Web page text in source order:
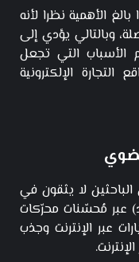
الأهمية نظرا لأنه
وبالتالي يؤدي إلى
الأسباب التي تجعل
الإلكترونية
إلى أن حوالي 96٪ من الباحثين لا يثقون في
عبر مُحسّنات محرّكات
عبر الإنترنت وجذب